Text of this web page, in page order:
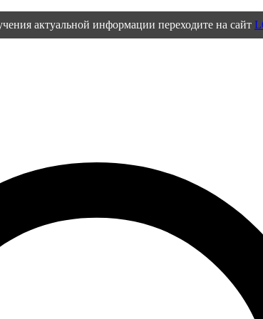
актуальной информации переходите на сайт